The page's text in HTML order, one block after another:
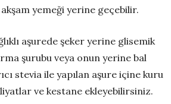
yemeği yerine geçebilir.
aşurede şeker yerine glisemik
şurubu veya onun yerine bal
stevia ile yapılan aşure içine kuru
ve kestane ekleyebilirsiniz.